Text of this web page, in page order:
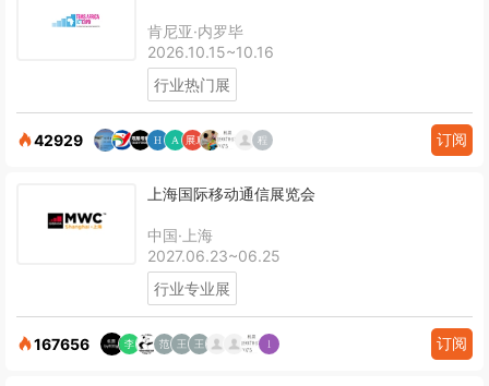
肯尼亚·内罗毕
2026.10.15~10.16
行业热门展
42929 订阅
上海国际移动通信展览会
中国·上海
2027.06.23~06.25
行业专业展
167656 订阅